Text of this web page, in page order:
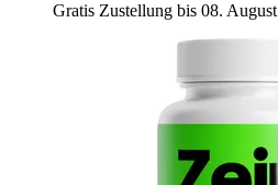
Gratis Zustellung bis 08. August